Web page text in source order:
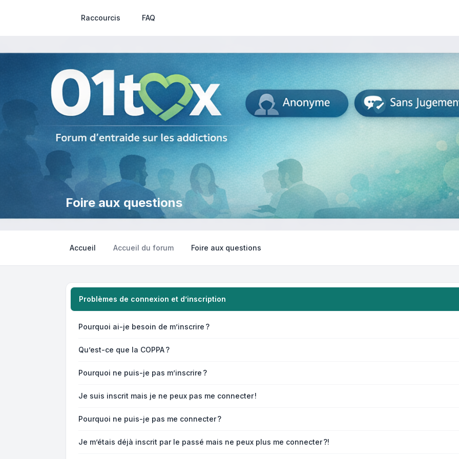
Raccourcis FAQ
Foire aux questions
Accueil Accueil du forum Foire aux questions
Problèmes de connexion et d’inscription
Pourquoi ai-je besoin de m’inscrire ?
Qu’est-ce que la COPPA ?
Pourquoi ne puis-je pas m’inscrire ?
Je suis inscrit mais je ne peux pas me connecter !
Pourquoi ne puis-je pas me connecter ?
Je m’étais déjà inscrit par le passé mais ne peux plus me connecter ?!